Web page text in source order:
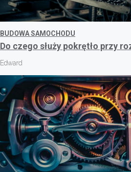
BUDOWA SAMOCHODU
Do czego służy pokrętło przy
Edward